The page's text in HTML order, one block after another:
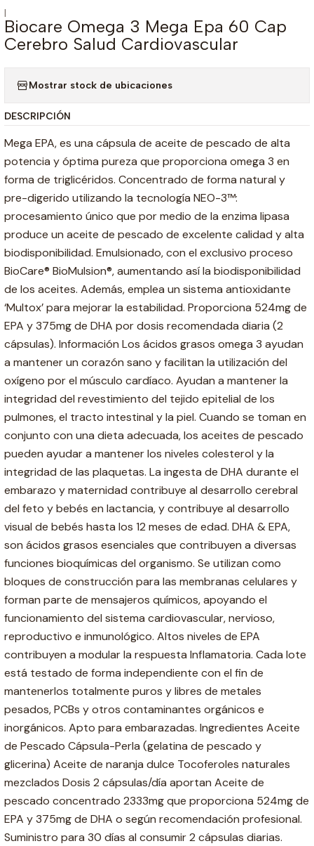
|
Biocare Omega 3 Mega Epa 60 Cap
Cerebro Salud Cardiovascular
Mostrar stock de ubicaciones
DESCRIPCIÓN
Mega EPA, es una cápsula de aceite de pescado de alta
potencia y óptima pureza que proporciona omega 3 en
forma de triglicéridos. Concentrado de forma natural y
pre-digerido utilizando la tecnología NEO-3™:
procesamiento único que por medio de la enzima lipasa
produce un aceite de pescado de excelente calidad y alta
biodisponibilidad. Emulsionado, con el exclusivo proceso
BioCare® BioMulsion®, aumentando así la biodisponibilidad
de los aceites. Además, emplea un sistema antioxidante
‘Multox’ para mejorar la estabilidad. Proporciona 524mg de
EPA y 375mg de DHA por dosis recomendada diaria (2
cápsulas). Información Los ácidos grasos omega 3 ayudan
a mantener un corazón sano y facilitan la utilización del
oxígeno por el músculo cardíaco. Ayudan a mantener la
integridad del revestimiento del tejido epitelial de los
pulmones, el tracto intestinal y la piel. Cuando se toman en
conjunto con una dieta adecuada, los aceites de pescado
pueden ayudar a mantener los niveles colesterol y la
integridad de las plaquetas. La ingesta de DHA durante el
embarazo y maternidad contribuye al desarrollo cerebral
del feto y bebés en lactancia, y contribuye al desarrollo
visual de bebés hasta los 12 meses de edad. DHA & EPA,
son ácidos grasos esenciales que contribuyen a diversas
funciones bioquímicas del organismo. Se utilizan como
bloques de construcción para las membranas celulares y
forman parte de mensajeros químicos, apoyando el
funcionamiento del sistema cardiovascular, nervioso,
reproductivo e inmunológico. Altos niveles de EPA
contribuyen a modular la respuesta Inflamatoria. Cada lote
está testado de forma independiente con el fin de
mantenerlos totalmente puros y libres de metales
pesados, PCBs y otros contaminantes orgánicos e
inorgánicos. Apto para embarazadas. Ingredientes Aceite
de Pescado Cápsula-Perla (gelatina de pescado y
glicerina) Aceite de naranja dulce Tocoferoles naturales
mezclados Dosis 2 cápsulas/día aportan Aceite de
pescado concentrado 2333mg que proporciona 524mg de
EPA y 375mg de DHA o según recomendación profesional.
Suministro para 30 días al consumir 2 cápsulas diarias.